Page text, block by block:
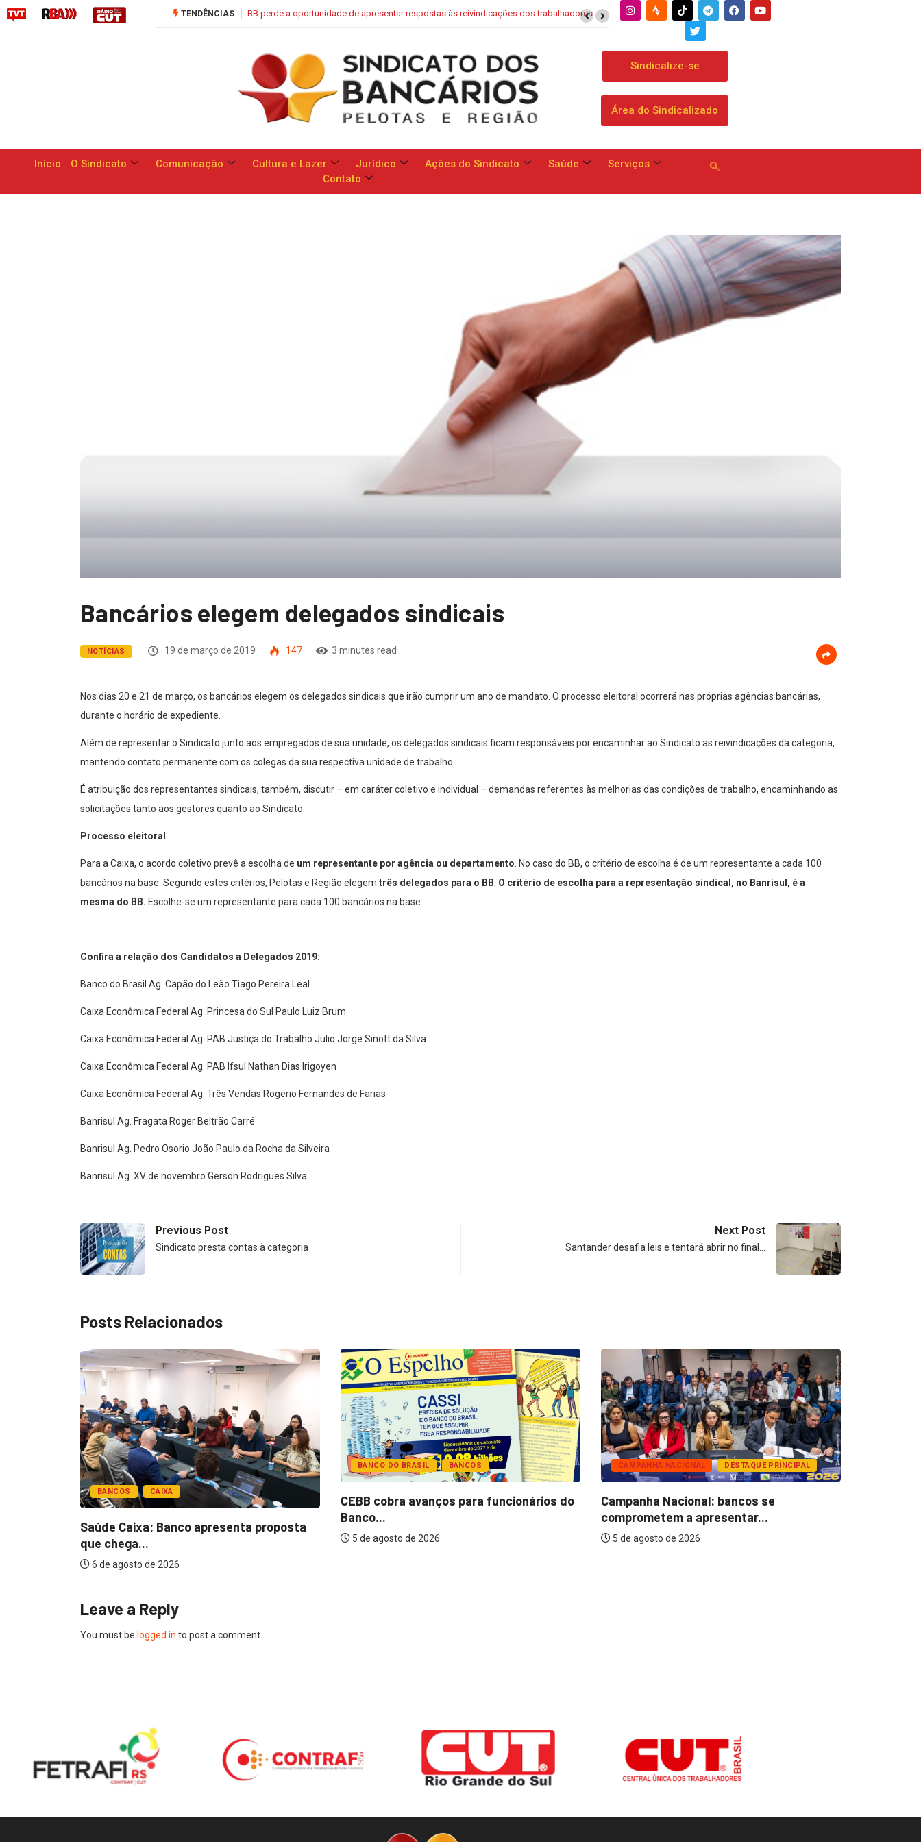
TENDÊNCIAS BB perde a oportunidade de apresentar respostas às reivindicações dos trabalhadores
Sindicalize-se
Área do Sindicalizado
Início O Sindicato Comunicação Cultura e Lazer Jurídico Ações do Sindicato Saúde
Serviços
Contato
Bancários elegem delegados sindicais
NOTÍCIAS 19 de março de 2019 147 3 minutes read
Nos dias 20 e 21 de março, os bancários elegem os delegados sindicais que irão cumprir um ano de mandato. O processo eleitoral ocorrerá nas próprias agências bancárias,
durante o horário de expediente.
Além de representar o Sindicato junto aos empregados de sua unidade, os delegados sindicais ficam responsáveis por encaminhar ao Sindicato as reivindicações da categoria,
mantendo contato permanente com os colegas da sua respectiva unidade de trabalho.
É atribuição dos representantes sindicais, também, discutir – em caráter coletivo e individual – demandas referentes às melhorias das condições de trabalho, encaminhando as
solicitações tanto aos gestores quanto ao Sindicato.
Processo eleitoral
Para a Caixa, o acordo coletivo prevê a escolha de um representante por agência ou departamento . No caso do BB, o critério de escolha é de um representante a cada 100
bancários na base. Segundo estes critérios, Pelotas e Região elegem três delegados para o BB O critério de escolha para a representação sindical, no Banrisul, é a
mesma do BB. Escolhe-se um representante para cada 100 bancários na base.
Confira a relação dos Candidatos a Delegados 2019:
Banco do Brasil Ag. Capão do Leão Tiago Pereira Leal
Caixa Econômica Federal Ag. Princesa do Sul Paulo Luiz Brum
Caixa Econômica Federal Ag. PAB Justiça do Trabalho Julio Jorge Sinott da Silva
Caixa Econômica Federal Ag. PAB Ifsul Nathan Dias Irigoyen
Caixa Econômica Federal Ag. Três Vendas Rogerio Fernandes de Farias
Banrisul Ag. Fragata Roger Beltrão Carré
Banrisul Ag. Pedro Osorio João Paulo da Rocha da Silveira
Banrisul Ag. XV de novembro Gerson Rodrigues Silva
Previous Post
Sindicato presta contas à categoria
Next Post
Santander desafia leis e tentará abrir no final…
Posts Relacionados
BANCOS CAIXA
Saúde Caixa: Banco apresenta proposta
que chega...
6 de agosto de 2026
BANCO DO BRASIL BANCOS
CEBB cobra avanços para funcionários do
Banco...
5 de agosto de 2026
CAMPANHA NACIONAL DESTAQUE PRINCIPAL
Campanha Nacional: bancos se
comprometem a apresentar...
5 de agosto de 2026
Leave a Reply
You must be logged in to post a comment.